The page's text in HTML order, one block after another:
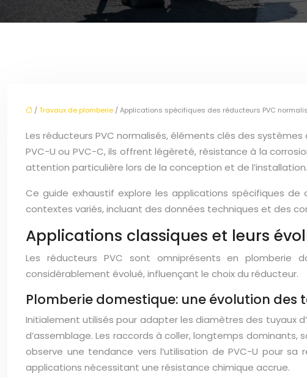
/Travaux de plomberie / Applications spécifiques des réducteurs PVC
Les réducteurs PVC normalisés, éléments clés des
PVC-U ou PVC-C, ils offrent légèreté, résistance à la
attention particulière lors de la conception et de l’installation.
Ce guide exhaustif explore les applications spécifiques
contextes variés, incluant des données techniques et des
Applications classiques et leurs
Les réducteurs PVC sont omniprésents en plomberie
considérablement évolué, influençant le choix du réducteur.
Plomberie domestique: une évolution des
Initialement utilisés pour adapter les diamètres des tuyaux
d’assemblage. Les raccords à coller, longtemps
observe une tendance vers l’utilisation de PVC-U pour
applications nécessitant une résistance chimique accrue.